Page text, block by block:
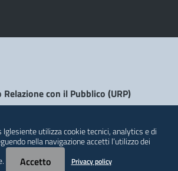
con il Pubblico (URP)
Iglesiente utilizza cookie tecnici, analytics e di
nella navigazione accetti l’utilizzo dei
Accetto Privacy policy